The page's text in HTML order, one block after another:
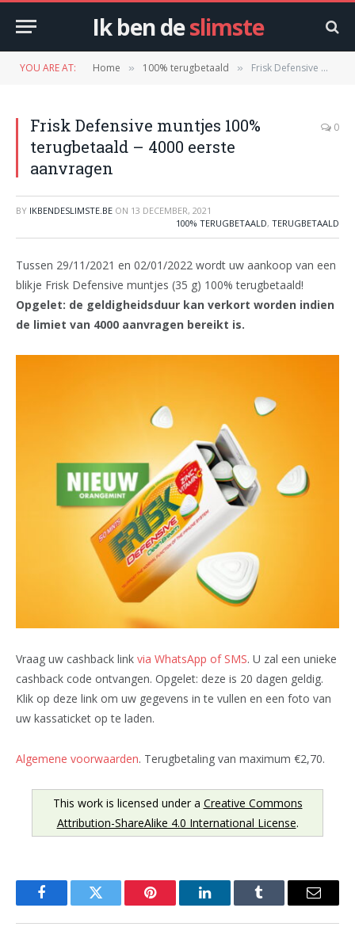
Ik ben deslimste
YOU ARE AT: Home » 100% terugbetaald » Frisk Defensive muntjes 100% terugbetaald – 4000 eerste aanvragen
Frisk Defensive muntjes 100%
terugbetaald – 4000 eerste
aanvragen
0
BY IKBENDESLIMSTE.BE ON 13 DECEMBER, 2021
100% TERUGBETAALD, TERUGBETAALD
Tussen 29/11/2021 en 02/01/2022 wordt uw aankoop van een
blikje Frisk Defensive muntjes (35 g) 100% terugbetaald!
Opgelet: de geldigheidsduur kan verkort worden indien
de limiet van 4000 aanvragen bereikt is.
Vraag uw cashback link via WhatsApp of SMS. U zal een unieke
cashback code ontvangen. Opgelet: deze is 20 dagen geldig.
Klik op deze link om uw gegevens in te vullen en een foto van
uw kassaticket op te laden.
Algemene voorwaarden. Terugbetaling van maximum €2,70.
This work is licensed under a Creative Commons
Attribution-ShareAlike 4.0 International License.
FacebookTwitter Pinterest LinkedInTumblr Email